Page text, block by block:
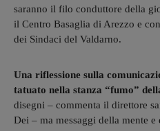
saranno il filo conduttore della
il Centro Basaglia di Arezzo e
dei Sindaci del Valdarno.
Una riflessione sulla
tatuato nella stanza “fumo”
disegni – commenta il direttore
Dei – ma messaggi della mente